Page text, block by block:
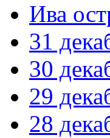
Ива
31
30
29
28